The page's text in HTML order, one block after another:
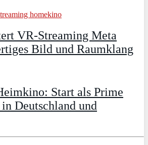
VR‑Streaming Meta
Bild und Raumklang
Start als Prime
Deutschland und